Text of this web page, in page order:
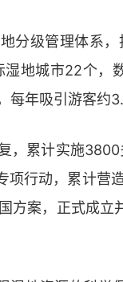
分级管理体系
地城市22个
每年吸引游客约
，累计实施
项行动，累计
方案，正式成